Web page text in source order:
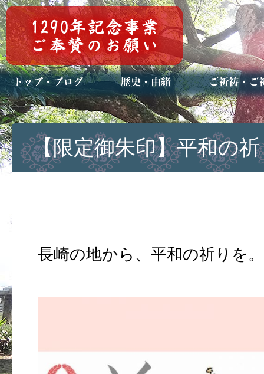
トップページ
ブログ(日々八百万)
お知らせ一覧 歴史・ご祭神
年中行事
メディア掲載 ご祈祷・ご祈
安産祈願
初宮参り
七五三詣
長寿のお祝い
神前結婚式
厄祓い・方位
車のお祓い
地鎮祭
神葬祭（神式
【限定御朱印】平和の
長崎の地から、平和の祈りを。